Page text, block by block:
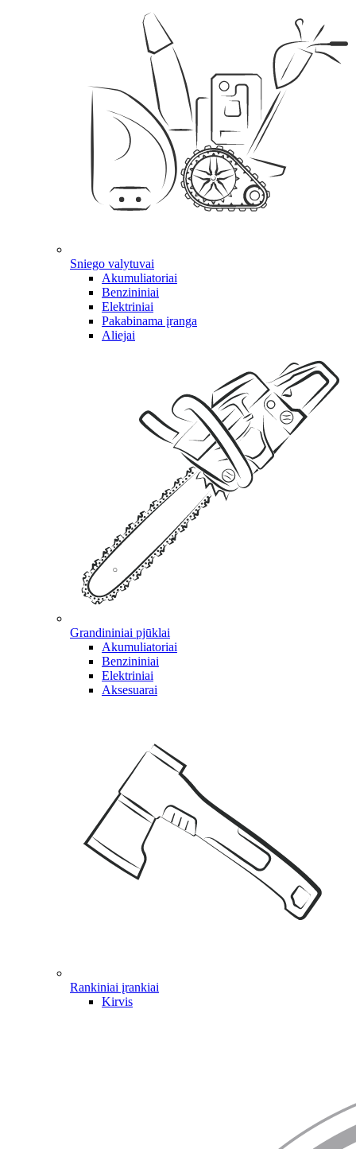
Sniego valytuvai
Akumuliatoriai
Benzininiai
Elektriniai
Pakabinama įranga
Aliejai
Grandininiai pjūklai
Akumuliatoriai
Benzininiai
Elektriniai
Aksesuarai
Rankiniai įrankiai
Kirvis